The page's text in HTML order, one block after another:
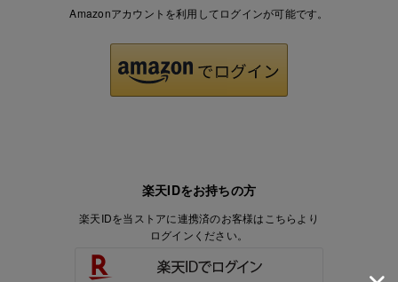
Amazonアカウントを利用してログインが可能です。
楽天IDをお持ちの方
楽天IDを当ストアに連携済のお客様はこちらより
ログインください。